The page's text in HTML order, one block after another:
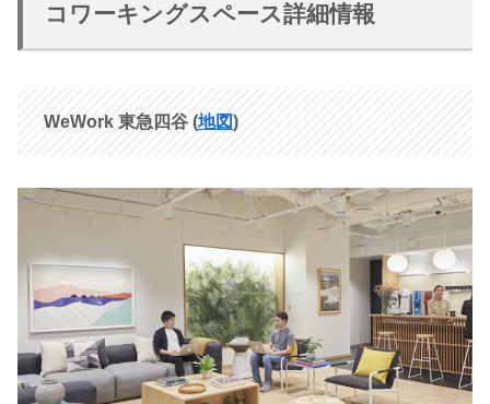
コワーキングスペース詳細情報
WeWork 東急四谷 (地図)